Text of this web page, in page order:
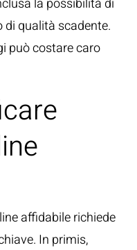
la possibilità di
qualità scadente.
può costare caro
affidabile richiede
In primis,